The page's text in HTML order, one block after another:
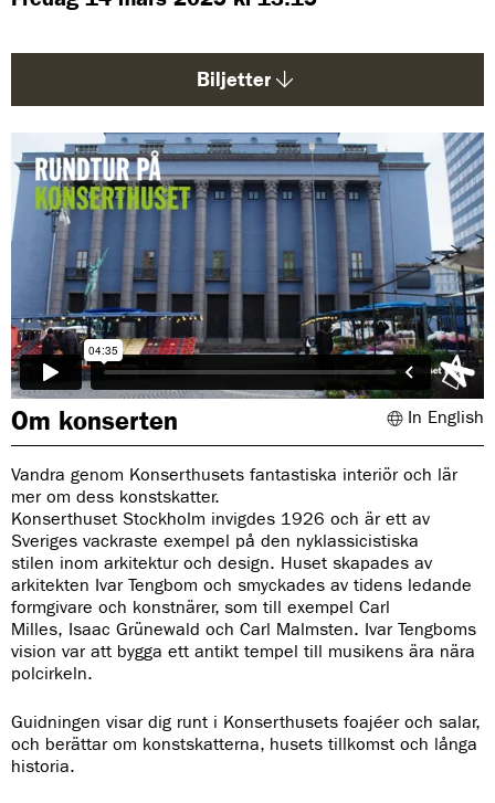
d
:
Biljetter
Om konserten In English
Vandra genom Konserthusets fantastiska interiör och lär
mer om dess konstskatter.
Konserthuset Stockholm invigdes 1926 och är ett av
Sveriges vackraste exempel på den nyklassicistiska
stilen inom arkitektur och design. Huset skapades av
arkitekten Ivar Tengbom och smyckades av tidens ledande
formgivare och konstnärer, som till exempel Carl
Milles, Isaac Grünewald och Carl Malmsten. Ivar Tengboms
vision var att bygga ett antikt tempel till musikens ära nära
polcirkeln.
Guidningen visar dig runt i Konserthusets foajéer och salar,
och berättar om konstskatterna, husets tillkomst och långa
historia.